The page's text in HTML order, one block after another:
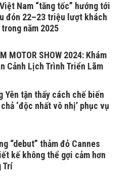
Nam “tăng tốc” hướng tới
đón 22–23 triệu lượt khách
năm 2025
MOTOR SHOW 2024: Khám
Cảnh Lịch Trình Triển Lãm
Yên tận thấy cách chế biến
‘độc nhất vô nhị’ phục vụ
“debut” thảm đỏ Cannes
kế không thể gợi cảm hơn
Trí